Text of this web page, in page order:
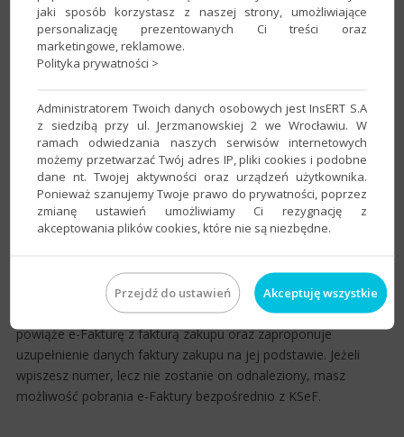
Generowanie faktur zakupu na podstawie e-
Faktur
Na podstawie pobranych e-Faktur możesz wystawiać
będą skutek magazynowy oraz finansowy. Proces wystawiania
faktur zakupu na podstawie dokumentów pobranych z KSeF
jest wspomagany mechanizmami rozpoznawania klientów, a
także mapowania towarów i jednostek miar, dzięki czemu
proces ten staje się maksymalnie zautomatyzowany.
Innym sposobem jest wiązanie wystawianych w Subiekcie
posłużyć się polemNumerw wystawianej fakturze zakupu.
Dzięki temu Subiekt GT wyszuka w pobranych już e-Fakturach
dokument o podanym numerze. Jeśli go zatwierdzisz, program
powiąże e-Fakturę z fakturą zakupu oraz zaproponuje
uzupełnienie danych faktury zakupu na jej podstawie. Jeżeli
wpiszesz numer, lecz nie zostanie on odnaleziony, masz
możliwość pobrania e-Faktury bezpośrednio z KSeF.
jaki sposób korzystasz z naszej strony, umożliwiające
personalizację prezentowanych Ci treści oraz
marketingowe, reklamowe.
Polityka prywatności >
Administratorem Twoich danych osobowych jest InsERT S.A
z siedzibą przy ul. Jerzmanowskiej 2 we Wrocławiu. W
ramach odwiedzania naszych serwisów internetowych
możemy przetwarzać Twój adres IP, pliki cookies i podobne
dane nt. Twojej aktywności oraz urządzeń użytkownika.
Ponieważ szanujemy Twoje prawo do prywatności, poprzez
zmianę ustawień umożliwiamy Ci rezygnację z
akceptowania plików cookies, które nie są niezbędne.
Przejdź do ustawień Akceptuję wszystkie